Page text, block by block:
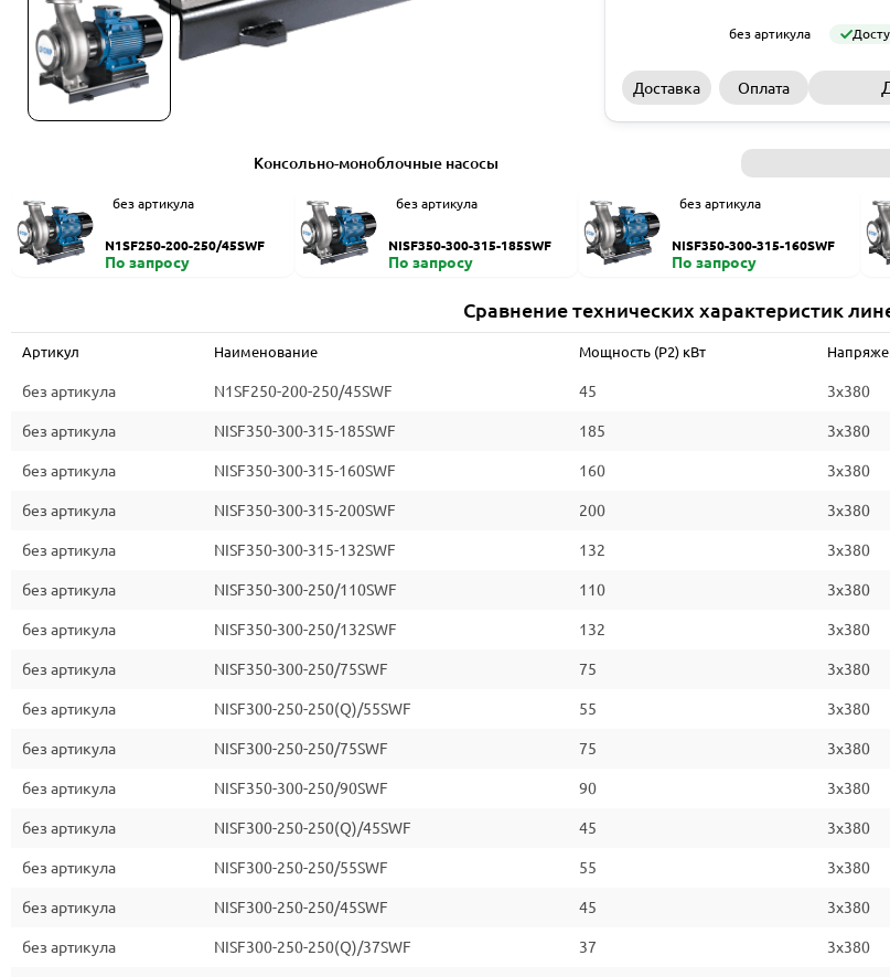
без артикула
Доставка Оплата
Консольно-моноблочные насосы
без артикула
N1SF250-200-250/45SWF
По запросу
без артикула
NISF350-300-315-185SWF
По запросу
без артикула
NISF350-300-315-160SWF
По запросу
Сравнение технических характеристик
Артикул Наименование Мощность (P2) кВт
без артикула N1SF250-200-250/45SWF 45 3x380
без артикула NISF350-300-315-185SWF 185 3x380
без артикула NISF350-300-315-160SWF 160 3x380
без артикула NISF350-300-315-200SWF 200 3x380
без артикула NISF350-300-315-132SWF 132 3x380
без артикула NISF350-300-250/110SWF 110 3x380
без артикула NISF350-300-250/132SWF 132 3x380
без артикула NISF350-300-250/75SWF 75 3x380
без артикула NISF300-250-250(Q)/55SWF 55 3x380
без артикула NISF300-250-250/75SWF 75 3x380
без артикула NISF350-300-250/90SWF 90 3x380
без артикула NISF300-250-250(Q)/45SWF 45 3x380
без артикула NISF300-250-250/55SWF 55 3x380
без артикула NISF300-250-250/45SWF 45 3x380
без артикула NISF300-250-250(Q)/37SWF 37 3x380